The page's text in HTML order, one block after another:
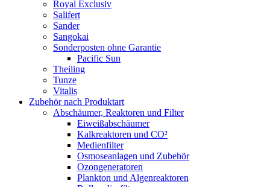
Royal Exclusiv
Salifert
Sander
Sangokai
Sonderposten ohne Garantie
Pacific Sun
Theiling
Tunze
Vitalis
Zubehör nach Produktart
Abschäumer, Reaktoren und Filter
Eiweißabschäumer
Kalkreaktoren und CO²
Medienfilter
Osmoseanlagen und Zubehör
Ozongeneratoren
Plankton und Algenreaktoren